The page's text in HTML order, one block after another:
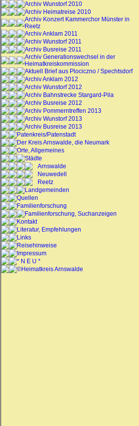
Archiv Wunstorf 2010
Archiv Heimatreise 2010
Archiv Konzert Kammerchor Münster in
Reetz
Archiv Anklam 2011
Archiv Wunstorf 2011
Archiv Busreise 2011
Archiv Generationswechsel in der
Heimatkreiskommission
Aktuell Brief aus Plociczno / Spechtsdorf
Archiv Anklam 2012
Archiv Wunstorf 2012
Archiv Bahnstrecke Stargard-Pila
Archiv Busreise 2012
Archiv Pommerntreffen 2013
Archiv Wunstorf 2013
Archiv Busreise 2013
Patenkreis/Patenstadt
Der Kreis Arnswalde, die Neumark
Orte, Allgemeines
Städte
Arnswalde
Neuwedell
Reetz
Landgemeinden
Quellen
Familienforschung
Familienforschung, Suchanzeigen
Kontakt
Literatur, Empfehlungen
Links
Reisehinweise
Impressum
* N E U *
©Heimatkreis Arnswalde